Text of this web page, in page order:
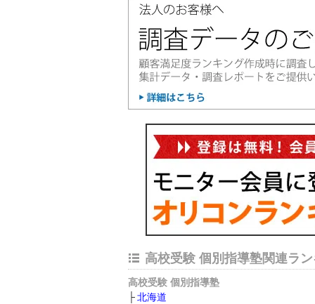
高校受験 個別指導塾関連ラ
高校受験 個別指導塾
北海道